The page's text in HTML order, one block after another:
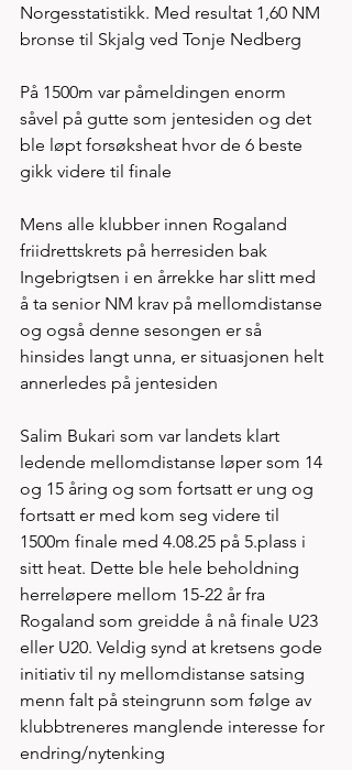
Norgesstatistikk. Med resultat 1,60 NM
bronse til Skjalg ved Tonje Nedberg
På 1500m var påmeldingen enorm
såvel på gutte som jentesiden og det
ble løpt forsøksheat hvor de 6 beste
gikk videre til finale
Mens alle klubber innen Rogaland
friidrettskrets på herresiden bak
Ingebrigtsen i en årrekke har slitt med
å ta senior NM krav på mellomdistanse
og også denne sesongen er så
hinsides langt unna, er situasjonen helt
annerledes på jentesiden
Salim Bukari som var landets klart
ledende mellomdistanse løper som 14
og 15 åring og som fortsatt er ung og
fortsatt er med kom seg videre til
1500m finale med 4.08.25 på 5.plass i
sitt heat. Dette ble hele beholdning
herreløpere mellom 15-22 år fra
Rogaland som greidde å nå finale U23
eller U20. Veldig synd at kretsens gode
initiativ til ny mellomdistanse satsing
menn falt på steingrunn som følge av
klubbtreneres manglende interesse for
endring/nytenking